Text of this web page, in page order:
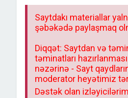
Saytdakı materiallar
şəbəkədə paylaşmaq
Diqqət: Saytdan və
təminatları
nəzərinə - Sayt
moderator heyətimiz
Dəstək olan